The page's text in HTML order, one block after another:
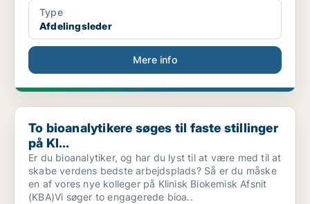
Type
Afdelingsleder
Mere info
To bioanalytikere søges til faste stillinger på Kl...
To bioanalytikere søges til faste stillinger
på Kl...
Er du bioanalytiker, og har du lyst til at være med til at
skabe verdens bedste arbejdsplads? Så er du måske
en af vores nye kolleger på Klinisk Biokemisk Afsnit
(KBA)Vi søger to engagerede bioa..